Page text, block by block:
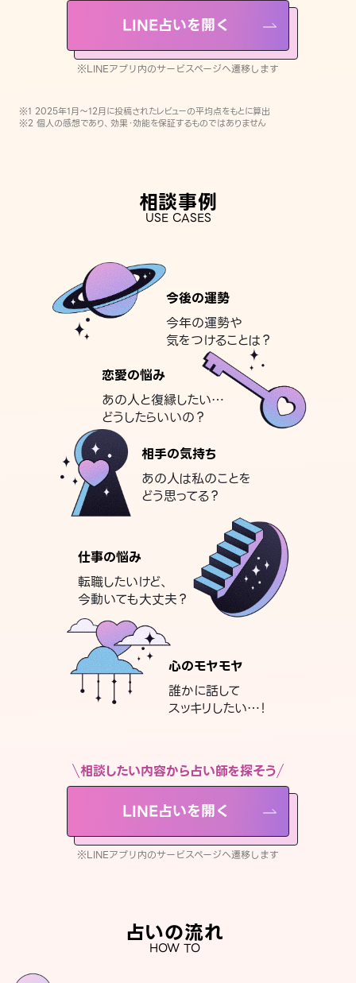
LINE占いを開く
※LINEアプリ内のサービスページへ遷移します
※1 2025年1月〜12月に投稿されたレビューの平均点をもとに算出
※2 個人の感想であり、効果・効能を保証するものではありません
相談事例
USE CASES
今後の運勢
今年の運勢や
気をつけることは？
恋愛の悩み
あの人と復縁したい…
どうしたらいいの？
相手の気持ち
あの人は私のことを
どう思ってる？
仕事の悩み
転職したいけど、
今動いても大丈夫？
心のモヤモヤ
誰かに話して
スッキリしたい…！
相談したい内容から占い師を探そう
LINE占いを開く
※LINEアプリ内のサービスページへ遷移します
占いの流れ
HOW TO